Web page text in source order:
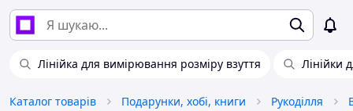
Лінійка для вимірювання розміру взуття Лінійки
Каталог товарів Подарунки, хобі, книги Рукоділля